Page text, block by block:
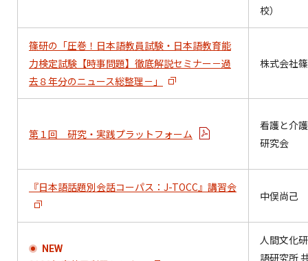
校）
篠研の「圧巻！日本語教員試験・日本語教育能
力検定試験【時事問題】徹底解説セミナー－過
去８年分のニュース総整理－」
株式会社
第１回 研究・実践プラットフォーム
看護と介
研究会
『日本語話題別会話コーパス：J-TOCC』講習会
中俣尚己
NEW
人間文化
語研究所